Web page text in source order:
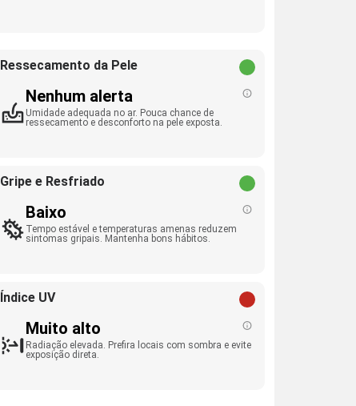
Ressecamento da Pele
Nenhum alerta
Umidade adequada no ar. Pouca chance de
ressecamento e desconforto na pele exposta.
Gripe e Resfriado
Baixo
Tempo estável e temperaturas amenas reduzem
sintomas gripais. Mantenha bons hábitos.
Índice UV
Muito alto
Radiação elevada. Prefira locais com sombra e evite
exposição direta.